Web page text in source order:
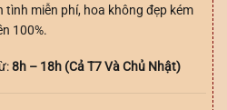
tình miễn phí, hoa không đẹp kém
100%.
8h – 18h (Cả T7 Và Chủ Nhật)